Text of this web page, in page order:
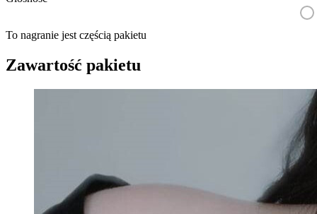
To nagranie jest częścią pakietu
Zawartość pakietu